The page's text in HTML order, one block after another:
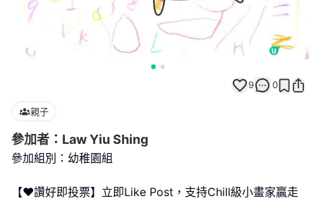
9 0
親子
參加者：Law Yiu Shing
參加組別：幼稚園組
【❤️讚好即投票】立即Like Post，支持Chill級小畫家贏走